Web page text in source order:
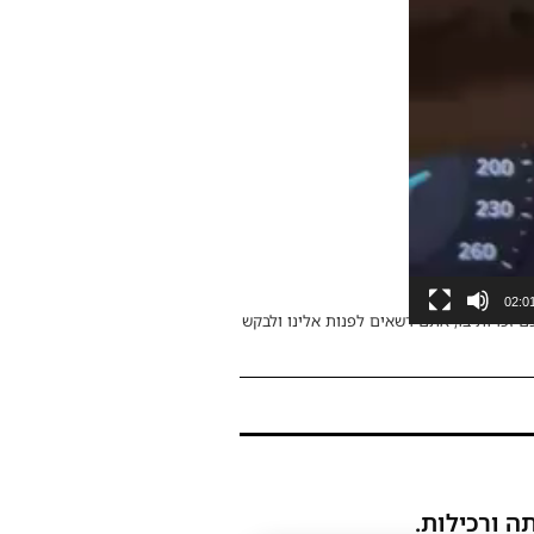
02:01
זכויות בו, אתם רשאים לפנות אלינו ולבקש
ורכילות.